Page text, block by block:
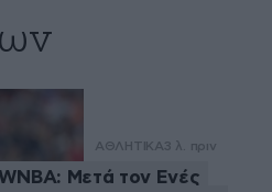
ΑΘΛΗΤΙΚΑ3 λ. πριν
Μετά τον Ενές